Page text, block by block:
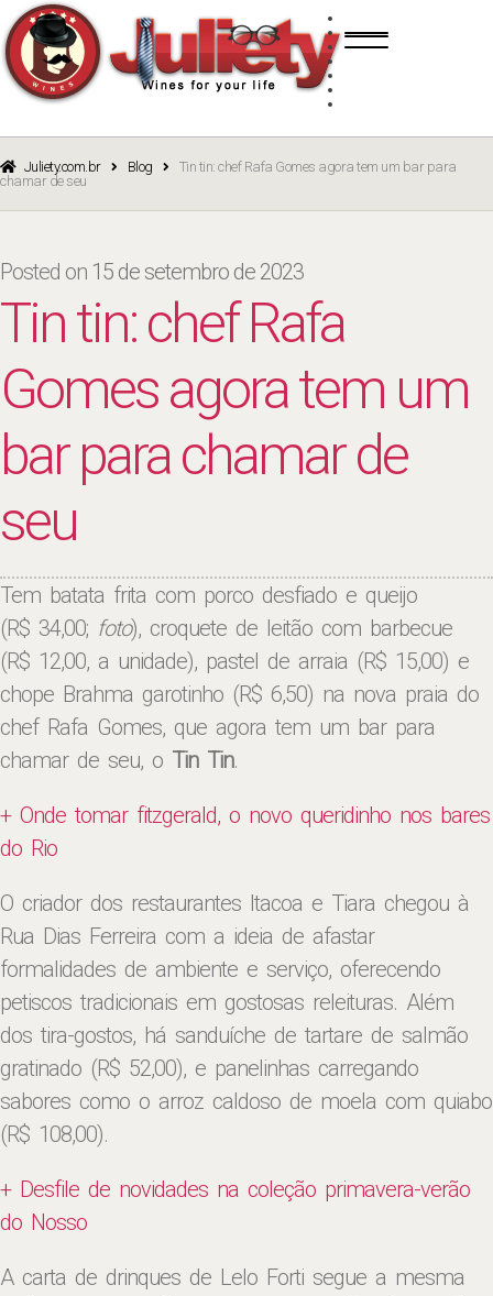
navigation
content
BRANCO
ROSÉ
Juliety.com.br Blog
Tin tin: chef Rafa Gomes agora tem um bar para
chamar de seu
Posted on 15 de setembro de 2023
Tin tin: chef Rafa
Gomes agora tem um
bar para chamar de
seu
Tem batata frita com porco desfiado e queijo
(R$ 34,00; foto), croquete de leitão com barbecue
(R$ 12,00, a unidade), pastel de arraia (R$ 15,00) e
chope Brahma garotinho (R$ 6,50) na nova praia do
chef Rafa Gomes, que agora tem um bar para
chamar de seu, o Tin Tin.
+ Onde tomar fitzgerald, o novo queridinho nos bares
do Rio
O criador dos restaurantes Itacoa e Tiara chegou à
Rua Dias Ferreira com a ideia de afastar
formalidades de ambiente e serviço, oferecendo
petiscos tradicionais em gostosas releituras. Além
dos tira-gostos, há sanduíche de tartare de salmão
gratinado (R$ 52,00), e panelinhas carregando
sabores como o arroz caldoso de moela com quiabo
(R$ 108,00).
+ Desfile de novidades na coleção primavera-verão
do Nosso
A carta de drinques de Lelo Forti segue a mesma